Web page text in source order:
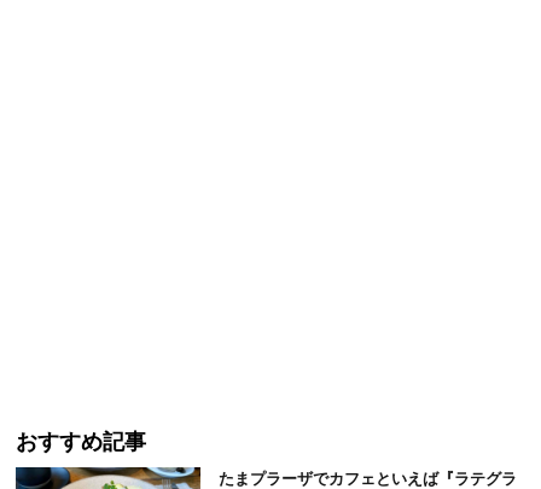
おすすめ記事
たまプラーザでカフェといえば『ラテグラ